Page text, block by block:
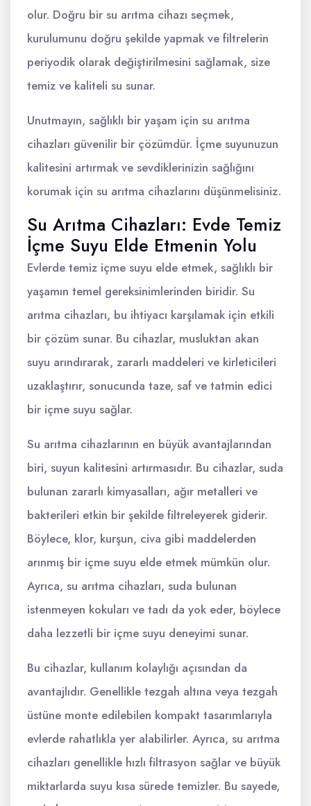
olur. Doğru bir su arıtma cihazı seçmek,
kurulumunu doğru şekilde yapmak ve filtrelerin
periyodik olarak değiştirilmesini sağlamak, size
temiz ve kaliteli su sunar.
Unutmayın, sağlıklı bir yaşam için su arıtma
cihazları güvenilir bir çözümdür. İçme suyunuzun
kalitesini artırmak ve sevdiklerinizin sağlığını
korumak için su arıtma cihazlarını düşünmelisiniz.
Su Arıtma Cihazları: Evde Temiz
İçme Suyu Elde Etmenin Yolu
Evlerde temiz içme suyu elde etmek, sağlıklı bir
yaşamın temel gereksinimlerinden biridir. Su
arıtma cihazları, bu ihtiyacı karşılamak için etkili
bir çözüm sunar. Bu cihazlar, musluktan akan
suyu arındırarak, zararlı maddeleri ve kirleticileri
uzaklaştırır, sonucunda taze, saf ve tatmin edici
bir içme suyu sağlar.
Su arıtma cihazlarının en büyük avantajlarından
biri, suyun kalitesini artırmasıdır. Bu cihazlar, suda
bulunan zararlı kimyasalları, ağır metalleri ve
bakterileri etkin bir şekilde filtreleyerek giderir.
Böylece, klor, kurşun, civa gibi maddelerden
arınmış bir içme suyu elde etmek mümkün olur.
Ayrıca, su arıtma cihazları, suda bulunan
istenmeyen kokuları ve tadı da yok eder, böylece
daha lezzetli bir içme suyu deneyimi sunar.
Bu cihazlar, kullanım kolaylığı açısından da
avantajlıdır. Genellikle tezgah altına veya tezgah
üstüne monte edilebilen kompakt tasarımlarıyla
evlerde rahatlıkla yer alabilirler. Ayrıca, su arıtma
cihazları genellikle hızlı filtrasyon sağlar ve büyük
miktarlarda suyu kısa sürede temizler. Bu sayede,